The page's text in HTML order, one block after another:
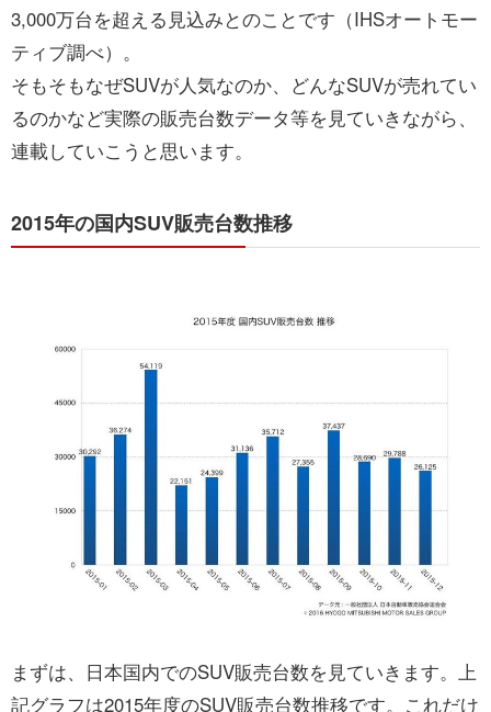
3,000万台を超える見込みとのことです（IHSオートモー
ティブ調べ）。
そもそもなぜSUVが人気なのか、どんなSUVが売れてい
るのかなど実際の販売台数データ等を見ていきながら、
連載していこうと思います。
2015年の国内SUV販売台数推移
まずは、日本国内でのSUV販売台数を見ていきます。上
記グラフは2015年度のSUV販売台数推移です。これだけ